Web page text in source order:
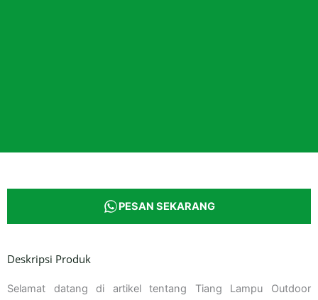
PESAN SEKARANG
Deskripsi Produk
Selamat datang di artikel tentang Tiang Lampu Outdoor